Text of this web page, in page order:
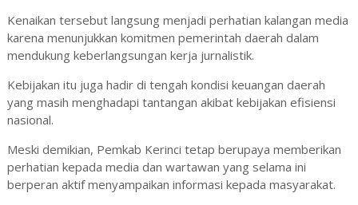
Kenaikan tersebut langsung menjadi perhatian kalangan media
karena menunjukkan komitmen pemerintah daerah dalam
mendukung keberlangsungan kerja jurnalistik.
Kebijakan itu juga hadir di tengah kondisi keuangan daerah
yang masih menghadapi tantangan akibat kebijakan efisiensi
nasional.
Meski demikian, Pemkab Kerinci tetap berupaya memberikan
perhatian kepada media dan wartawan yang selama ini
berperan aktif menyampaikan informasi kepada masyarakat.